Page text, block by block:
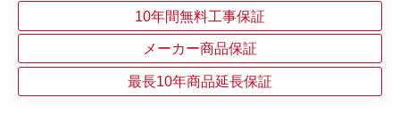
10年間無料工事保証
メーカー商品保証
最長10年商品延長保証